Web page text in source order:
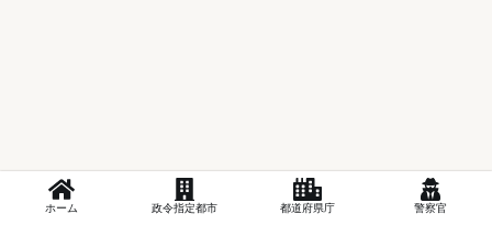
ホーム 政令指定都市 都道府県庁 警察官